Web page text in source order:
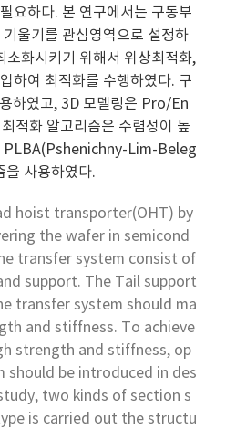
요하다. 본 연구에서는 구동부
울기를 관심영역으로 설정하
소화시키기 위해서 위상최적화,
하여 최적화를 수행하였다. 구
하였고, 3D 모델링은 Pro/En
적화 알고리즘은 수렴성이 높
PLBA(Pshenichny-Lim-Beleg
사용하였다.
hoist transporter(OHT) by
the wafer in semicond
transfer system consist of
support. The Tail support
transfer system should ma
and stiffness. To achieve
strength and stiffness, op
be introduced in des
two kinds of section s
is carried out the structu